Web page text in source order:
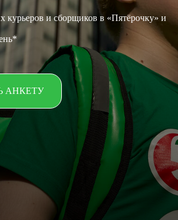
курьеров и сборщиков в «Пятёрочку» и
АНКЕТУ
лишних